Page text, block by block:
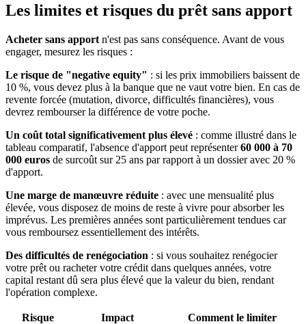
Les limites et risques du prêt sans apport
Acheter sans apport n'est pas sans conséquence. Avant de vous
engager, mesurez les risques :
Le risque de "negative equity" : si les prix immobiliers baissent de
10 %, vous devez plus à la banque que ne vaut votre bien. En cas de
revente forcée (mutation, divorce, difficultés financières), vous
devrez rembourser la différence de votre poche.
Un coût total significativement plus élevé : comme illustré dans le
tableau comparatif, l'absence d'apport peut représenter60 000 à 70
000 euros de surcoût sur 25 ans par rapport à un dossier avec 20 %
d'apport.
Une marge de manœuvre réduite : avec une mensualité plus
élevée, vous disposez de moins de reste à vivre pour absorber les
imprévus. Les premières années sont particulièrement tendues car
vous remboursez essentiellement des intérêts.
Des difficultés de renégociation : si vous souhaitez renégocier
votre prêt ou racheter votre crédit dans quelques années, votre
capital restant dû sera plus élevé que la valeur du bien, rendant
l'opération complexe.
Risque Impact
Comment le limiter